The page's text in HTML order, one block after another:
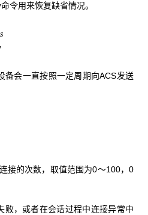
命令用来恢复缺省情况。
备会一直按照一定周期向ACS发送
接的次数，取值范围为0～100，0
败，或者在会话过程中连接异常中